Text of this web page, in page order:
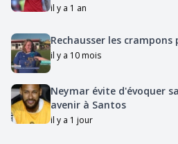
il y a 1 an
Rechausser les
il y a 10 mois
Neymar évite d'évoquer
avenir à Santos
il y a 1 jour